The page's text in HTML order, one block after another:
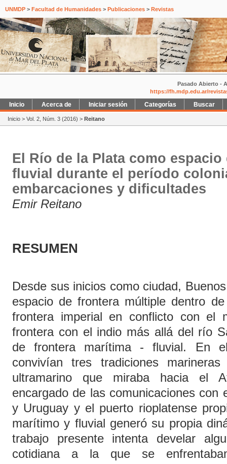
UNMDP > Facultad de Humanidades > Publicaciones > Revistas
Pasado Abierto -
https://fh.mdp.edu.ar/
Inicio Acerca de Iniciar sesión Categorías Buscar
Inicio > Vol. 2, Núm. 3 (2016) > Reitano
El Río de la Plata como
fluvial durante el período
embarcaciones y dificultades
Emir Reitano
RESUMEN
Desde sus inicios como ciudad,
espacio de frontera múltiple dentro
frontera imperial en conflicto con el
frontera con el indio más allá del río
de frontera marítima - fluvial. En
convivían tres tradiciones
ultramarino que miraba hacia el
encargado de las comunicaciones
y Uruguay y el puerto rioplatense
marítimo y fluvial generó su propia
trabajo presente intenta develar
cotidiana a la que se